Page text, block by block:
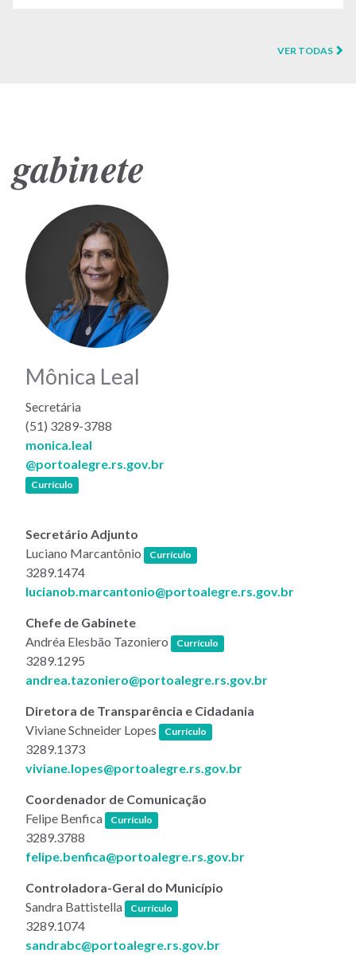
VER TODAS
gabinete
Mônica Leal
Secretária
(51) 3289-3788
monica.leal
@portoalegre.rs.gov.br
Currículo
(link abre em nova janela)
Secretário Adjunto
Luciano Marcantônio
Currículo
(link abre em nova janela)
3289.1474
lucianob.marcantonio@portoalegre.rs.gov.br
Chefe de Gabinete
Andréa Elesbão Tazoniero
Currículo
(link abre em nova janela)
3289.1295
andrea.tazoniero@portoalegre.rs.gov.br
Diretora de Transparência e Cidadania
Viviane Schneider Lopes
Currículo
(link abre em nova janela)
3289.1373
viviane.lopes@portoalegre.rs.gov.br
Coordenador de Comunicação
Felipe Benfica
Currículo
(link abre em nova janela)
3289.3788
felipe.benfica@portoalegre.rs.gov.br
Controladora-Geral do Município
Sandra Battistella
Currículo
(link abre em nova janela)
3289.1074
sandrabc@portoalegre.rs.gov.br